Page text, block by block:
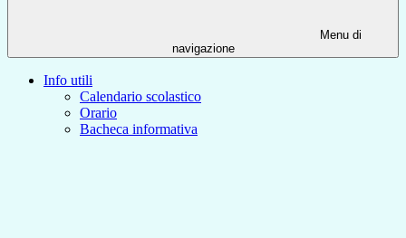
Menu di
navigazione
Info utili
Calendario scolastico
Orario
Bacheca informativa